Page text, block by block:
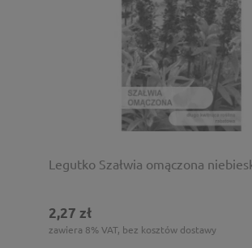
Legutko Szałwia omączona
2,27 zł
zawiera 8% VAT, bez kosztów dostawy